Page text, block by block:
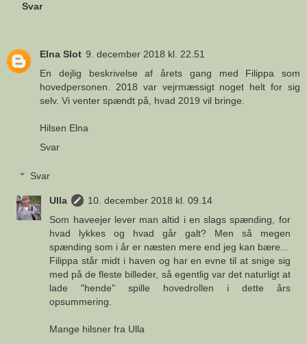
Svar
Elna Slot 9. december 2018 kl. 22.51
En dejlig beskrivelse af årets gang med Filippa som
hovedpersonen. 2018 var vejrmæssigt noget helt for sig
selv. Vi venter spændt på, hvad 2019 vil bringe.
Hilsen Elna
Svar
Svar
Ulla
10. december 2018 kl. 09.14
Som haveejer lever man altid i en slags spænding, for
hvad lykkes og hvad går galt? Men så megen
spænding som i år er næsten mere end jeg kan bære...
Filippa står midt i haven og har en evne til at snige sig
med på de fleste billeder, så egentlig var det naturligt at
lade "hende" spille hovedrollen i dette års
opsummering.
Mange hilsner fra Ulla